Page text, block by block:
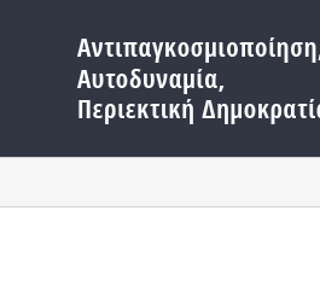
περιεχόμενο